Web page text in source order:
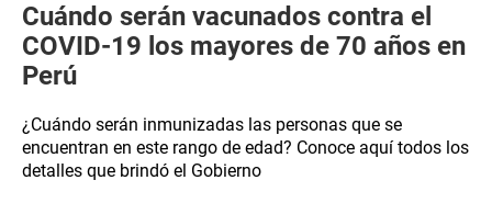
Cuándo serán vacunados contra el
COVID-19 los mayores de 70 años en
Perú
¿Cuándo serán inmunizadas las personas que se
encuentran en este rango de edad? Conoce aquí todos los
detalles que brindó el Gobierno